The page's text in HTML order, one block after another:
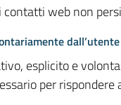
web non
dall’utente
esplicito e
per